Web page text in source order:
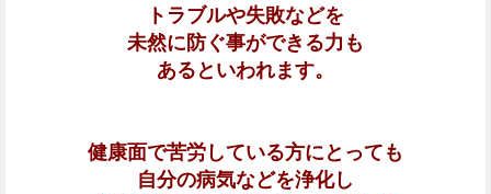
トラブルや失敗などを
未然に防ぐ事ができる力も
あるといわれます。
健康面で苦労している方にとっても
自分の病気などを浄化し